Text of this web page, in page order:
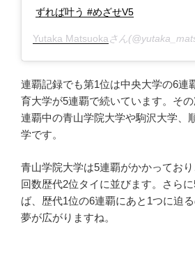
ずれば叶う #めざせV5
Yutaka Matsuokaさん
連覇記録でも第1位は中央大学の6連
育大学が5連覇で続いています。そ
連覇中の青山学院大学や駒沢大学、
学です。
青山学院大学は5連覇がかかってお
回数歴代2位タイに並びます。さら
ば、歴代1位の6連覇にあと1つに迫
夢が広がりますね。